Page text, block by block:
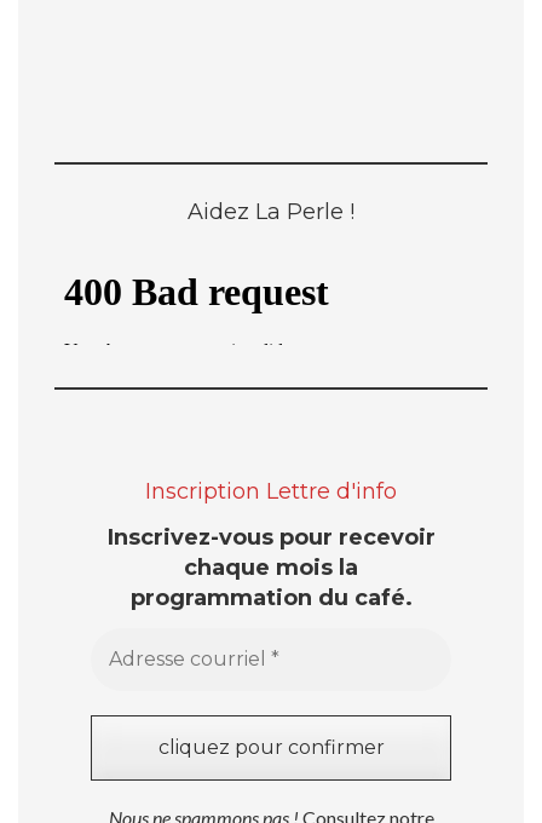
Aidez La Perle !
Inscription Lettre d'info
Inscrivez-vous pour recevoir
chaque mois la
programmation du café.
Nous ne spammons pas ! Consultez notre